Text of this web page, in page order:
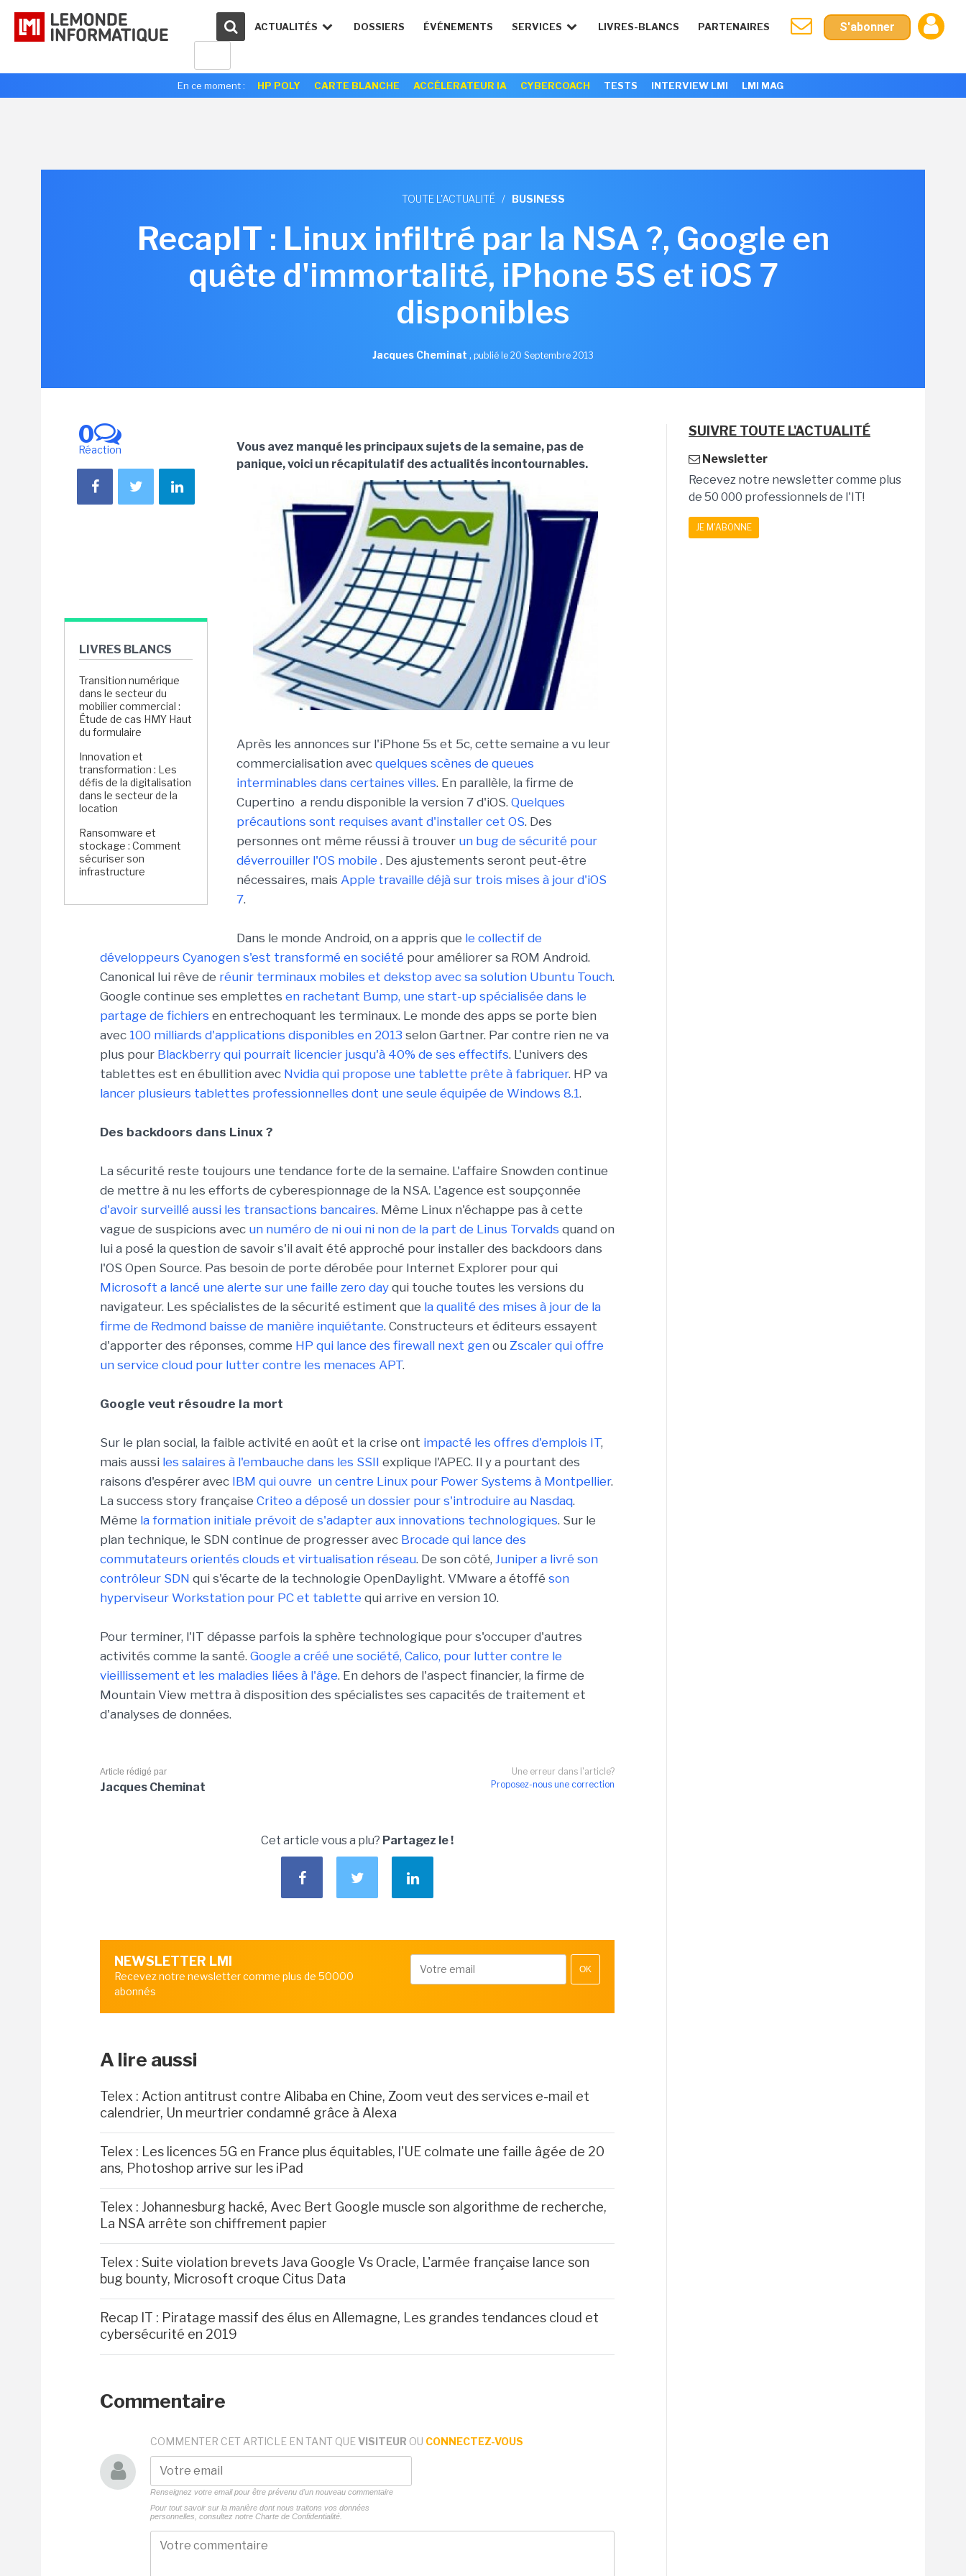
ACTUALITÉS DOSSIERS ÉVÉNEMENTS SERVICES LIVRES-BLANCS PARTENAIRES S'abonner
En ce moment : HP POLY CARTE BLANCHE ACCÉLERATEUR IA CYBERCOACH TESTS INTERVIEW LMI LMI MAG
TOUTE L'ACTUALITÉ / BUSINESS
RecapIT : Linux infiltré par la NSA ?, Google en
quête d'immortalité, iPhone 5S et iOS 7
disponibles
Jacques Cheminat , publié le 20 Septembre 2013
0
Réaction
LIVRES BLANCS
Transition numérique
dans le secteur du
mobilier commercial :
Étude de cas HMY Haut
du formulaire
Innovation et
transformation : Les
défis de la digitalisation
dans le secteur de la
location
Ransomware et
stockage : Comment
sécuriser son
infrastructure
Vous avez manqué les principaux sujets de la semaine, pas de
panique, voici un récapitulatif des actualités incontournables.
Après les annonces sur l'iPhone 5s et 5c, cette semaine a vu leur
commercialisation avec quelques scènes de queues
interminables dans certaines villes. En parallèle, la firme de
Cupertino a rendu disponible la version 7 d'iOS. Quelques
précautions sont requises avant d'installer cet OS. Des
personnes ont même réussi à trouver un bug de sécurité pour
déverrouiller l'OS mobile . Des ajustements seront peut-être
nécessaires, mais Apple travaille déjà sur trois mises à jour d'iOS
7.
Dans le monde Android, on a appris que le collectif de
développeurs Cyanogen s'est transformé en société pour améliorer sa ROM Android.
Canonical lui rêve de réunir terminaux mobiles et dekstop avec sa solution Ubuntu Touch.
Google continue ses emplettes en rachetant Bump, une start-up spécialisée dans le
partage de fichiers en entrechoquant les terminaux. Le monde des apps se porte bien
avec 100 milliards d'applications disponibles en 2013 selon Gartner. Par contre rien ne va
plus pour Blackberry qui pourrait licencier jusqu'à 40% de ses effectifs. L'univers des
tablettes est en ébullition avec Nvidia qui propose une tablette prête à fabriquer. HP va
lancer plusieurs tablettes professionnelles dont une seule équipée de Windows 8.1.
Des backdoors dans Linux ?
La sécurité reste toujours une tendance forte de la semaine. L'affaire Snowden continue
de mettre à nu les efforts de cyberespionnage de la NSA. L'agence est soupçonnée
d'avoir surveillé aussi les transactions bancaires. Même Linux n'échappe pas à cette
vague de suspicions avec un numéro de ni oui ni non de la part de Linus Torvalds quand on
lui a posé la question de savoir s'il avait été approché pour installer des backdoors dans
l'OS Open Source. Pas besoin de porte dérobée pour Internet Explorer pour qui
Microsoft a lancé une alerte sur une faille zero day qui touche toutes les versions du
navigateur. Les spécialistes de la sécurité estiment que la qualité des mises à jour de la
firme de Redmond baisse de manière inquiétante. Constructeurs et éditeurs essayent
d'apporter des réponses, comme HP qui lance des firewall next gen ou Zscaler qui offre
un service cloud pour lutter contre les menaces APT.
Google veut résoudre la mort
Sur le plan social, la faible activité en août et la crise ont impacté les offres d'emplois IT,
mais aussi les salaires à l'embauche dans les SSII explique l'APEC. Il y a pourtant des
raisons d'espérer avec IBM qui ouvre un centre Linux pour Power Systems à Montpellier.
La success story française Criteo a déposé un dossier pour s'introduire au Nasdaq.
Même la formation initiale prévoit de s'adapter aux innovations technologiques. Sur le
plan technique, le SDN continue de progresser avec Brocade qui lance des
commutateurs orientés clouds et virtualisation réseau. De son côté, Juniper a livré son
contrôleur SDN qui s'écarte de la technologie OpenDaylight. VMware a étoffé son
hyperviseur Workstation pour PC et tablette qui arrive en version 10.
Pour terminer, l'IT dépasse parfois la sphère technologique pour s'occuper d'autres
activités comme la santé. Google a créé une société, Calico, pour lutter contre le
vieillissement et les maladies liées à l'âge. En dehors de l'aspect financier, la firme de
Mountain View mettra à disposition des spécialistes ses capacités de traitement et
d'analyses de données.
Une erreur dans l'article?
Proposez-nous une correction
Article rédigé par
Jacques Cheminat
Cet article vous a plu? Partagez le !
NEWSLETTER LMI
Recevez notre newsletter comme plus de 50000
abonnés
OK
A lire aussi
Telex : Action antitrust contre Alibaba en Chine, Zoom veut des services e-mail et
calendrier, Un meurtrier condamné grâce à Alexa
Telex : Les licences 5G en France plus équitables, l'UE colmate une faille âgée de 20
ans, Photoshop arrive sur les iPad
Telex : Johannesburg hacké, Avec Bert Google muscle son algorithme de recherche,
La NSA arrête son chiffrement papier
Telex : Suite violation brevets Java Google Vs Oracle, L'armée française lance son
bug bounty, Microsoft croque Citus Data
Recap IT : Piratage massif des élus en Allemagne, Les grandes tendances cloud et
cybersécurité en 2019
Commentaire
COMMENTER CET ARTICLE EN TANT QUE VISITEUR OU CONNECTEZ-VOUS
Renseignez votre email pour être prévenu d'un nouveau commentaire
Pour tout savoir sur la manière dont nous traitons vos données
personnelles, consultez notre Charte de Confidentialité.
SUIVRE TOUTE L'ACTUALITÉ
Newsletter
Recevez notre newsletter comme plus
de 50 000 professionnels de l'IT!
JE M'ABONNE